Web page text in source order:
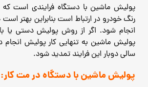
پولیش ماشین با دستگاه فرایندی است که
رنگ خودرو در ارتباط است بنابراین بهتر
انجام شود. اگر از روش پولیش دستی یا
پولیش ماشین به تنهایی کار پولیش انجام
سالی دوبار این فرایند تمدید شود.
پولیش ماشین با دستگاه در مت کار: